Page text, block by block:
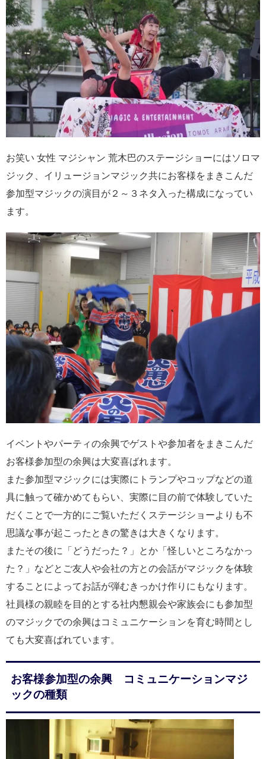
お笑い 女性 マジシャン 荒木巴のステージショーにはソロマ
ジック、イリュージョンマジック共にお客様をまきこんだ
参加型マジックの演目が２～３ネタ入った構成になってい
ます。
イベントやパーティの余興でゲストや参加者をまきこんだ
お客様参加型の余興は大変喜ばれます。
また参加型マジックには実際にトランプやコップなどの道
具に触って確かめてもらい、実際に目の前で体験していた
だくことで一方的にご覧いただくステージショーよりも不
思議な事が起こったときの驚きは大きくなります。
またその後に「どうだった？」とか「怪しいところなかっ
た？」などとご友人や会社の方との会話がマジックを体験
することによってお話が弾むきっかけ作りにもなります。
社員様の親睦を目的とする社内懇親会や家族会にも参加型
のマジックでの余興はコミュニケーションを育む時間とし
ても大変喜ばれています。
お客様参加型の余興 コミュニケーションマジ
ックの種類